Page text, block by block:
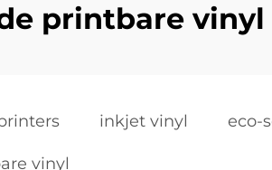
printbare vinyl
inkjet vinyl eco-
vinyl